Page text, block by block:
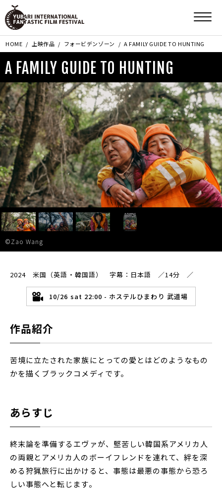
HOME 上映作品 フォービデンゾーン A FAMILY GUIDE TO HUNTING
A FAMILY GUIDE TO HUNTING
©Zao Wang
2024 米国（英語・韓国語） 字幕：日本語 ／14分 ／
10/26 sat 22:00 - ホステルひまわり 武道場
作品紹介
苦境に立たされた家族にとっての愛とはどのようなもの
かを描くブラックコメディです。
あらすじ
終末論を準備するエヴァが、堅苦しい韓国系アメリカ人
の両親とアメリカ人のボーイフレンドを連れて、絆を深
める狩猟旅行に出かけると、事態は最悪の事態から恐ろ
しい事態へと転じます。